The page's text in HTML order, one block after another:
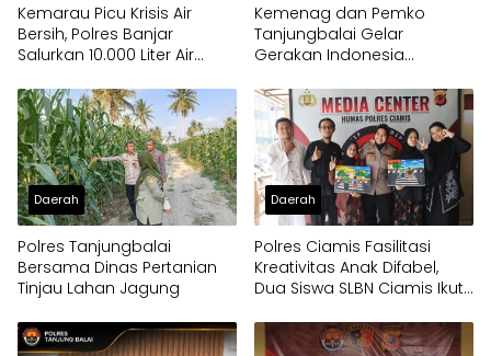
Kemarau Picu Krisis Air
Bersih, Polres Banjar
Salurkan 10.000 Liter Air
Binangun
Kemenag dan Pemko
Tanjungbalai Gelar
Gerakan Indonesia
Daerah
Polres Tanjungbalai
Bersama Dinas Pertanian
Tinjau Lahan Jagung
Daerah
Polres Ciamis Fasilitasi
Kreativitas Anak Difabel,
Dua Siswa SLBN Ciamis Ikuti
Mabes Polri